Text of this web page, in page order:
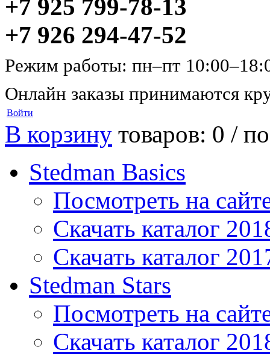
+7 925 799-78-13
+7 926 294-47-52
Режим работы: пн–пт
Онлайн заказы принимаются
Войти
В корзину товаров: 0 /
Stedman Basics
Посмотреть на
Скачать каталог
Скачать каталог
Stedman Stars
Посмотреть на
Скачать каталог